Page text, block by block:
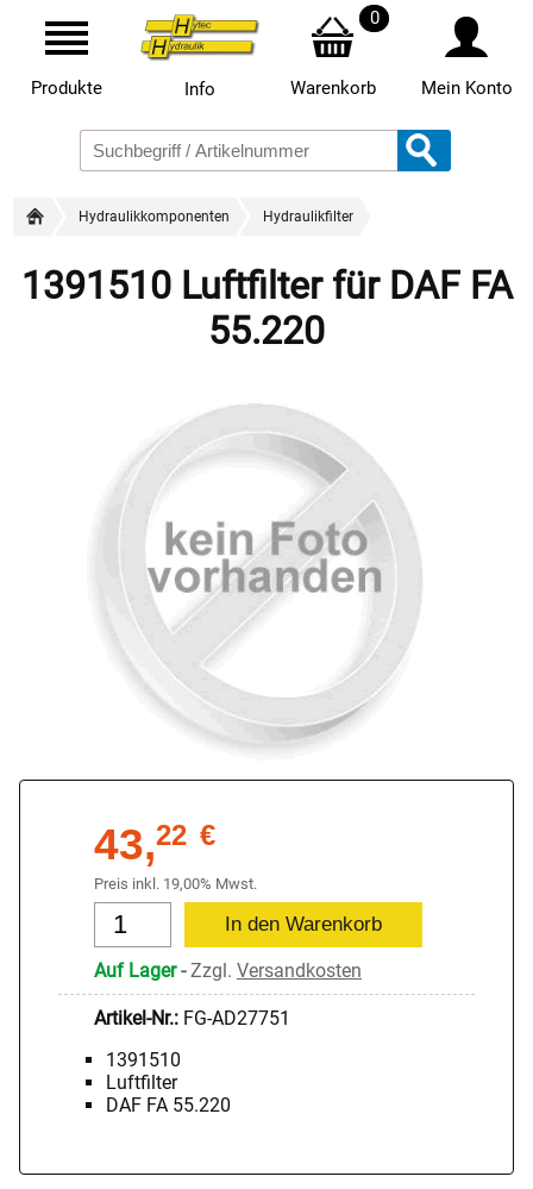
Produkte Info
0
Warenkorb Mein Konto
Hydraulikkomponenten Hydraulikfilter
1391510 Luftfilter für DAF FA
55.220
43,22 €
Preis inkl. 19,00% Mwst.
Auf Lager-Zzgl. Versandkosten
Artikel-Nr.: FG-AD27751
1391510
Luftfilter
DAF FA 55.220